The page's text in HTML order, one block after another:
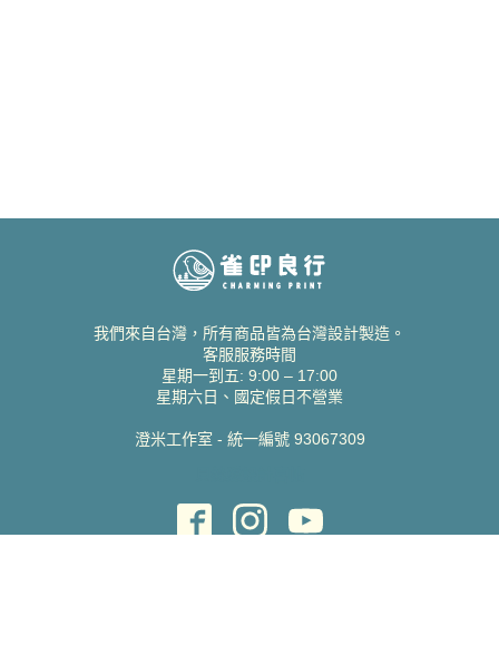
我們來自台灣，所有商品皆為台灣設計製造。
客服服務時間
星期一到五: 9:00 – 17:00
星期六日、國定假日不營業
澄米工作室 - 統一編號 93067309